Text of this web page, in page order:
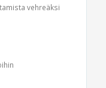
vehreäksi